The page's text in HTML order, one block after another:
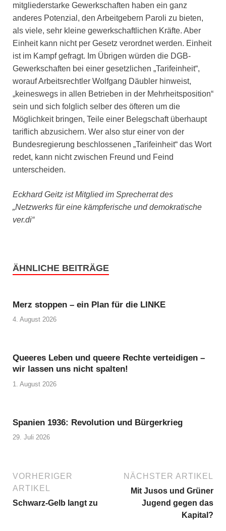
mitgliederstarke Gewerkschaften haben ein ganz
anderes Potenzial, den Arbeitgebern Paroli zu bieten,
als viele, sehr kleine gewerkschaftlichen Kräfte. Aber
Einheit kann nicht per Gesetz verordnet werden. Einheit
ist im Kampf gefragt. Im Übrigen würden die DGB-
Gewerkschaften bei einer gesetzlichen „Tarifeinheit“,
worauf Arbeitsrechtler Wolfgang Däubler hinweist,
„keineswegs in allen Betrieben in der Mehrheitsposition“
sein und sich folglich selber des öfteren um die
Möglichkeit bringen, Teile einer Belegschaft überhaupt
tariflich abzusichern. Wer also stur einer von der
Bundesregierung beschlossenen „Tarifeinheit“ das Wort
redet, kann nicht zwischen Freund und Feind
unterscheiden.
Eckhard Geitz ist Mitglied im Sprecherrat des
„Netzwerks für eine kämpferische und demokratische
ver.di“
ÄHNLICHE BEITRÄGE
Merz stoppen – ein Plan für die LINKE
4. August 2026
Queeres Leben und queere Rechte verteidigen –
wir lassen uns nicht spalten!
1. August 2026
Spanien 1936: Revolution und Bürgerkrieg
29. Juli 2026
VORHERIGER
ARTIKEL
Schwarz-Gelb langt zu
NÄCHSTER ARTIKEL
Mit Jusos und Grüner
Jugend gegen das
Kapital?